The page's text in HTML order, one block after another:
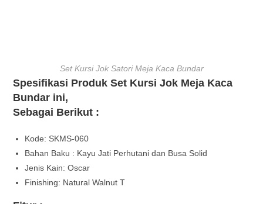
Set Kursi Jok Satori Meja Kaca Bundar
Spesifikasi Produk Set Kursi Jok Meja Kaca
Bundar ini,
Sebagai Berikut :
Kode: SKMS-060
Bahan Baku : Kayu Jati Perhutani dan Busa Solid
Jenis Kain: Oscar
Finishing: Natural Walnut T